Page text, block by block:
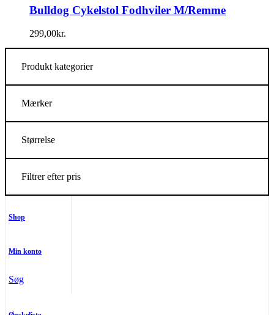
Bulldog Cykelstol Fodhviler M/Remme
299,00kr.
Produkt kategorier
Mærker
Størrelse
Filtrer efter pris
Shop
Min konto
Søg